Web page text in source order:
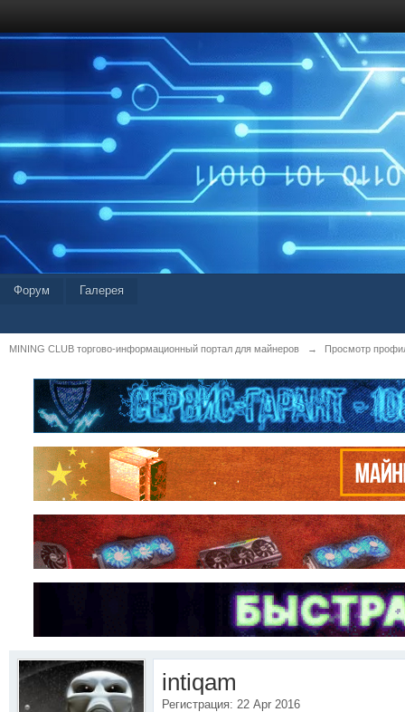
Форум Галерея
MINING CLUB торгово-информационный портал для майнеров → Просмотр
intiqam
Регистрация: 22 Apr 2016